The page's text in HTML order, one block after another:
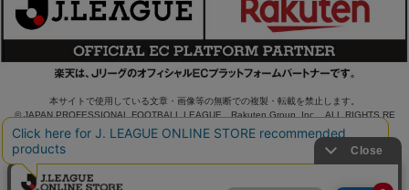
本サイトで使用している文章・画像等の無断での複製・転載を禁止します。
© JAPAN PROFESSIONAL FOOTBALL LEAGUE Rakuten Group, Inc. ALL RIGHTS RE
SERVED.